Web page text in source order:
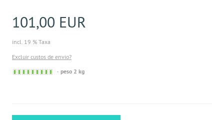
101,00 EUR
incl. 19 % Taxa
Excluir custos de envio?
Sofort
peso 2 kg